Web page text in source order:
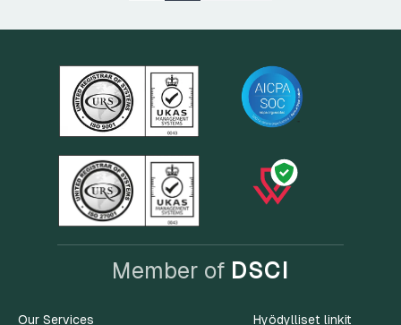
Member of DSCI
Our Services Hyödylliset linkit